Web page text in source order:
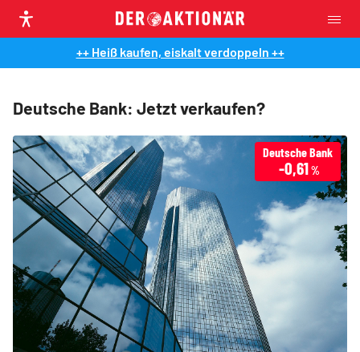
++ Heiß kaufen, eiskalt verdoppeln ++
Deutsche Bank: Jetzt verkaufen?
Deutsche Bank
-0,61%